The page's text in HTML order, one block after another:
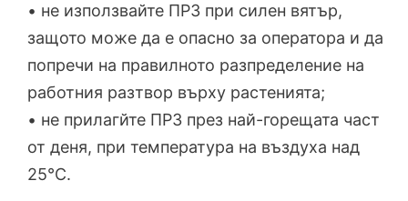
• не използвайте ПРЗ при силен вятър,
защото може да е опасно за оператора и да
попречи на правилното разпределение на
работния разтвор върху растенията;
• не прилагйте ПРЗ през най-горещата част
от деня, при температура на въздуха над
25°С.